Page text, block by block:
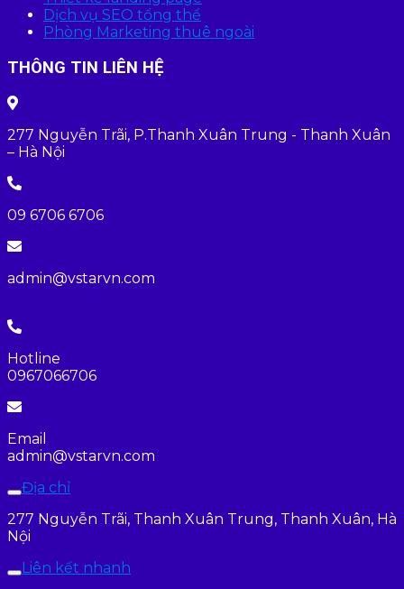
Dịch vụ SEO tổng thể
Phòng Marketing thuê ngoài
THÔNG TIN LIÊN HỆ
277 Nguyễn Trãi, P.Thanh Xuân Trung - Thanh Xuân
– Hà Nội
09 6706 6706
admin@vstarvn.com
Hotline
0967066706
Email
admin@vstarvn.com
Địa chỉ
277 Nguyễn Trãi, Thanh Xuân Trung, Thanh Xuân, Hà
Nội
Liên kết nhanh